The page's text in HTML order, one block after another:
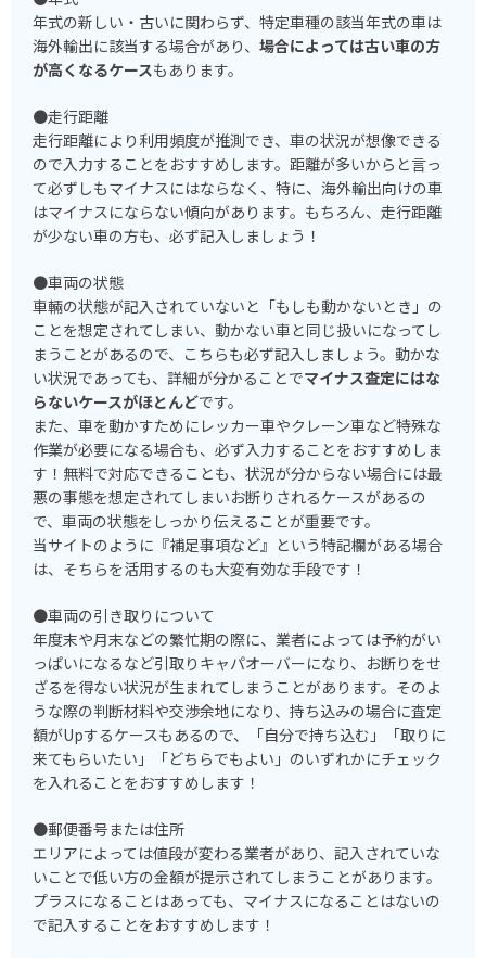
年式の新しい・古いに関わらず、特定車種の該当年式の車は
海外輸出に該当する場合があり、 場合によっては古い車の方
が高くなるケースもあります。
●走行距離
走行距離により利用頻度が推測でき、車の状況が想像できる
ので入力することをおすすめします。距離が多いからと言っ
て必ずしもマイナスにはならなく、特に、海外輸出向けの車
はマイナスにならない傾向があります。もちろん、走行距離
が少ない車の方も、必ず記入しましょう！
●車両の状態
車輛の状態が記入されていないと「もしも動かないとき」の
ことを想定されてしまい、動かない車と同じ扱いになってし
まうことがあるので、こちらも必ず記入しましょう。動かな
い状況であっても、詳細が分かることでマイナス査定にはな
らないケースがほとんどです。
また、車を動かすためにレッカー車やクレーン車など特殊な
作業が必要になる場合も、必ず入力することをおすすめしま
す！無料で対応できることも、状況が分からない場合には最
悪の事態を想定されてしまいお断りされるケースがあるの
で、車両の状態をしっかり伝えることが重要です。
当サイトのように『補足事項など』という特記欄がある場合
は、そちらを活用するのも大変有効な手段です！
●車両の引き取りについて
年度末や月末などの繁忙期の際に、業者によっては予約がい
っぱいになるなど引取りキャパオーバーになり、お断りをせ
ざるを得ない状況が生まれてしまうことがあります。そのよ
うな際の判断材料や交渉余地になり、持ち込みの場合に査定
額がUpするケースもあるので、「自分で持ち込む」「取りに
来てもらいたい」「どちらでもよい」のいずれかにチェック
を入れることをおすすめします！
●郵便番号または住所
エリアによっては値段が変わる業者があり、記入されていな
いことで低い方の金額が提示されてしまうことがあります。
プラスになることはあっても、マイナスになることはないの
で記入することをおすすめします！